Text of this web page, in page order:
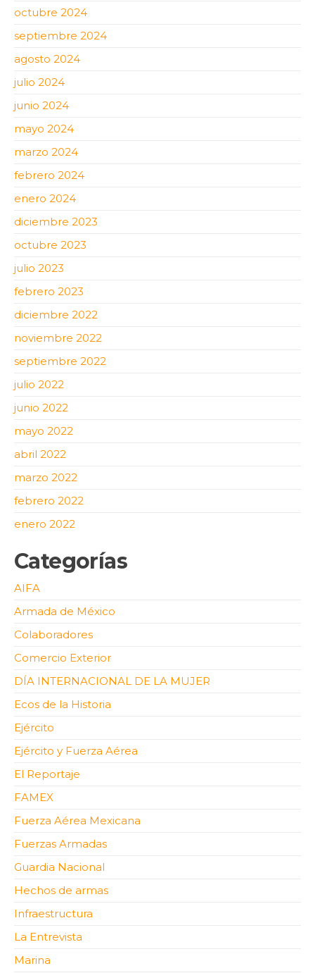
octubre 2024
septiembre 2024
agosto 2024
julio 2024
junio 2024
mayo 2024
marzo 2024
febrero 2024
enero 2024
diciembre 2023
octubre 2023
julio 2023
febrero 2023
diciembre 2022
noviembre 2022
septiembre 2022
julio 2022
junio 2022
mayo 2022
abril 2022
marzo 2022
febrero 2022
enero 2022
Categorías
AIFA
Armada de México
Colaboradores
Comercio Exterior
DÍA INTERNACIONAL DE LA MUJER
Ecos de la Historia
Ejército
Ejército y Fuerza Aérea
El Reportaje
FAMEX
Fuerza Aérea Mexicana
Fuerzas Armadas
Guardia Nacional
Hechos de armas
Infraestructura
La Entrevista
Marina